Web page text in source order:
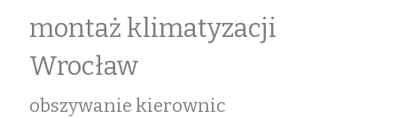
montaż klimatyzacji
Wrocław
obszywanie kierownic